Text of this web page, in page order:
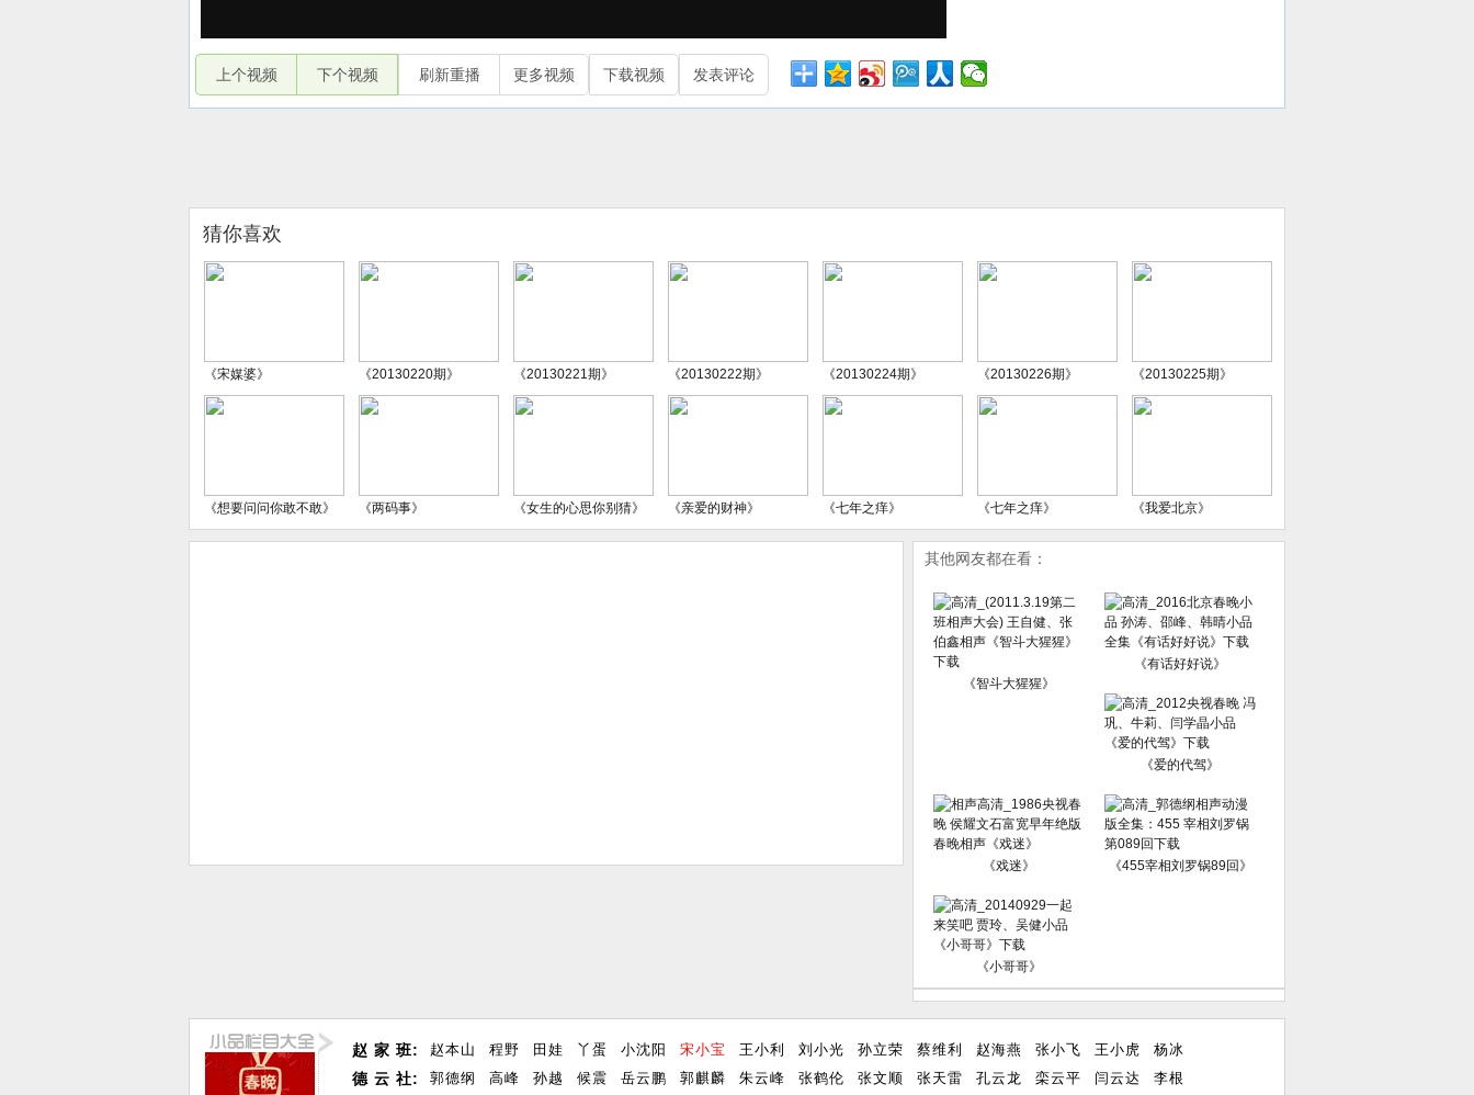
上个视频 下个视频 刷新重播 更多视频 下载视频 发表评论
猜你喜欢
《宋媒婆》 《20130220期》 《20130221期》 《20130222期》 《20130224期》 《20130226期》 《20130225期》
《想要问问你敢不敢》 《两码事》 《女生的心思你别猜》 《亲爱的财神》 《七年之痒》 《七年之痒》 《我爱北京》
其他网友都在看：
《智斗大猩猩》
《有话好好说》
《爱的代驾》
《戏迷》 《455宰相刘罗锅89回》
《小哥哥》
赵 家 班:
德 云 社:
赵本山 程野 田娃 丫蛋 小沈阳 宋小宝 王小利 刘小光 孙立荣 蔡维利 赵海燕 张小飞 王小虎
杨冰
郭德纲
高峰 孙越 候震 岳云鹏 郭麒麟 朱云峰 张鹤伦 张文顺 张天雷 孔云龙 栾云平 闫云达 李根